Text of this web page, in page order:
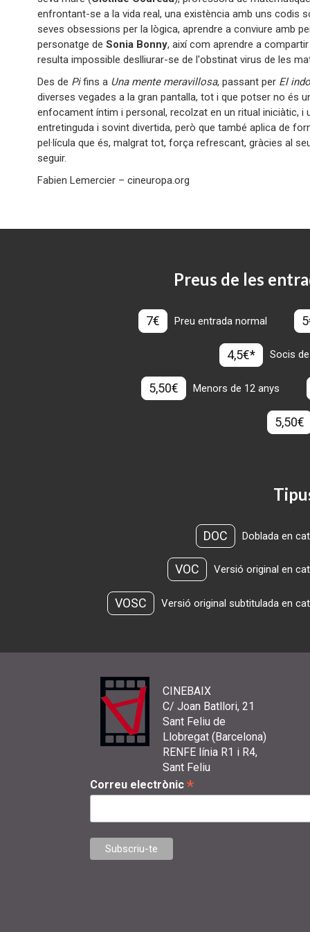
enfrontant-se a la vida real, una existència amb uns codis
seves obsessions per la lògica, aprendre a conviure amb
personatge deSonia Bonny, així com aprendre a
resulta impossible deslliurar-se de l'obstinat virus de les
Des de Pifins a Una mente meravillosa, passant per El
diverses vegades a la gran pantalla, tot i que potser no és
enfocament íntim i personal, recolzat en un ritual iniciàtic, i
entretinguda i sovint divertida, però que també aplica de
pel·lícula que és, malgrat tot, força refrescant, gràcies al
seguir.
Fabien Lemercier – cineuropa.org
Preus de les
7€ Preu entrada normal
4,5€* Socis
5,50€ Menors de 12 anys
5,50€
DOC Doblada en
VOC Versió original en
VOSC Versió original subtitulada en
CINEBAIX
C/ Joan Batllori, 21
Sant Feliu de
Llobregat (Barcelona)
RENFE línia R1 i R4,
Sant Feliu
Correu electrònic *